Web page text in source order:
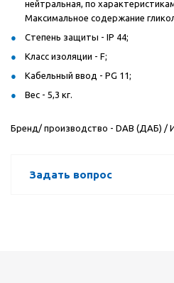
нейтральная, по
Максимальное содержание
Степень защиты - IP 44;
Класс изоляции - F;
Кабельный ввод - PG 11;
Вес - 5,3 кг.
Бренд/ производство - DAB (ДАБ) /
Задать вопрос